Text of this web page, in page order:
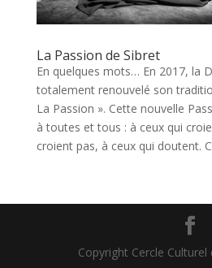
La Passion de Sibret
En quelques mots… En 2017, la
totalement renouvelé son
La Passion ». Cette nouvelle
à toutes et tous : à ceux qui
croient pas, à ceux qui doutent.
Copyright Cercle Culturel